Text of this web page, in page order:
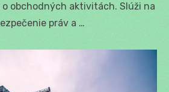
obchodných aktivitách. Slúži na
práv a …